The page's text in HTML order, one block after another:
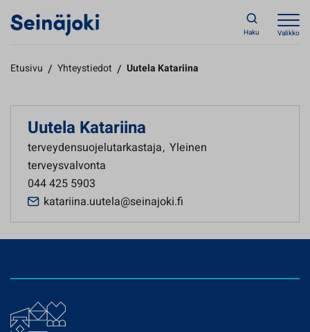
Haku Valikko
Etusivu / Yhteystiedot / Uutela Katariina
Uutela Katariina
terveydensuojelutarkastaja, Yleinen
terveysvalvonta
044 425 5903
katariina.uutela@seinajoki.fi